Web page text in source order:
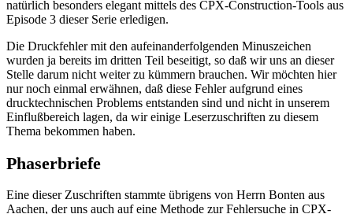
natürlich besonders elegant mittels des CPX-Construction-Tools aus
Episode 3 dieser Serie erledigen.
Die Druckfehler mit den aufeinanderfolgenden Minuszeichen
wurden ja bereits im dritten Teil beseitigt, so daß wir uns an dieser
Stelle darum nicht weiter zu kümmern brauchen. Wir möchten hier
nur noch einmal erwähnen, daß diese Fehler aufgrund eines
drucktechnischen Problems entstanden sind und nicht in unserem
Einflußbereich lagen, da wir einige Leserzuschriften zu diesem
Thema bekommen haben.
Phaserbriefe
Eine dieser Zuschriften stammte übrigens von Herrn Bonten aus
Aachen, der uns auch auf eine Methode zur Fehlersuche in CPX-